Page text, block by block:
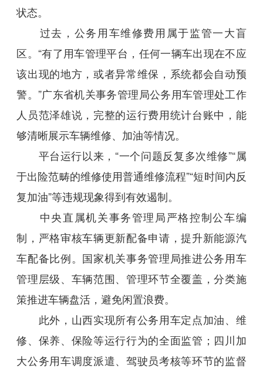
状态。
过去，公务用车维修费用属于监管一大盲
区。“有了用车管理平台，任何一辆车出现在不应
该出现的地方，或者异常维保，系统都会自动预
警。”广东省机关事务管理局公务用车管理处工作
人员范泽雄说，完整的运行费用统计台账中，能
够清晰展示车辆维修、加油等情况。
平台运行以来，“一个问题反复多次维修”“属
于出险范畴的维修使用普通维修流程”“短时间内反
复加油”等违规现象得到有效遏制。
中央直属机关事务管理局严格控制公车编
制，严格审核车辆更新配备申请，提升新能源汽
车配备比例。国家机关事务管理局推进公务用车
管理层级、车辆范围、管理环节全覆盖，分类施
策推进车辆盘活，避免闲置浪费。
此外，山西实现所有公务用车定点加油、维
修、保养、保险等运行行为的全面监管；四川加
大公务用车调度派遣、驾驶员考核等环节的监督